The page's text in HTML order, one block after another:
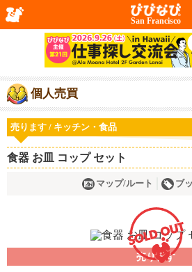
San Francisco
個人売買
売ります / キッチン・食品
食器 お皿 コップ セット
マップ/ルート ブ
売ります